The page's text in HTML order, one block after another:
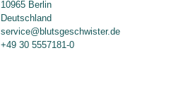
10965 Berlin
Deutschland
service@blutsgeschwister.de
+49 30 5557181-0